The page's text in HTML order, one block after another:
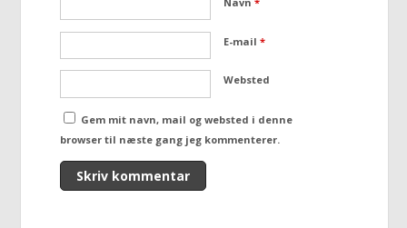
E-mail *
Websted
Gem mit navn, mail og websted i denne
browser til næste gang jeg kommenterer.